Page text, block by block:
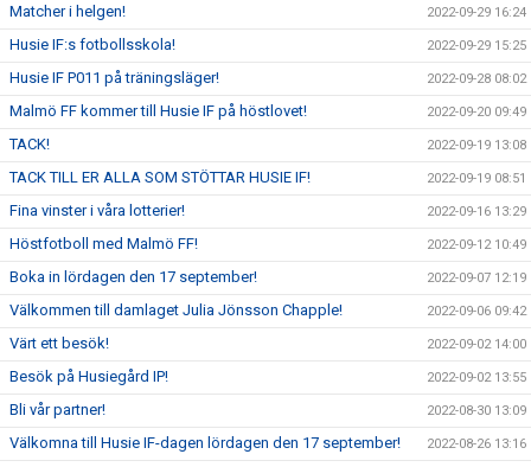
Matcher i helgen! 2022-09-29 16:24
Husie IF:s fotbollsskola! 2022-09-29 15:25
Husie IF P011 på träningsläger! 2022-09-28 08:02
Malmö FF kommer till Husie IF på höstlovet! 2022-09-20 09:49
TACK! 2022-09-19 13:08
TACK TILL ER ALLA SOM STÖTTAR HUSIE IF! 2022-09-19 08:51
Fina vinster i våra lotterier! 2022-09-16 13:29
Höstfotboll med Malmö FF! 2022-09-12 10:49
Boka in lördagen den 17 september! 2022-09-07 12:19
Välkommen till damlaget Julia Jönsson Chapple! 2022-09-06 09:42
Värt ett besök! 2022-09-02 14:00
Besök på Husiegård IP! 2022-09-02 13:55
Bli vår partner! 2022-08-30 13:09
Välkomna till Husie IF-dagen lördagen den 17 september! 2022-08-26 13:16